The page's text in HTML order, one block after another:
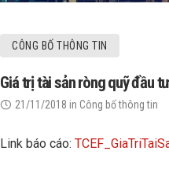
CÔNG BỐ THÔNG TIN
Giá trị tài sản ròng quỹ đầu
21/11/2018 in Công bố thông tin
Link báo cáo: